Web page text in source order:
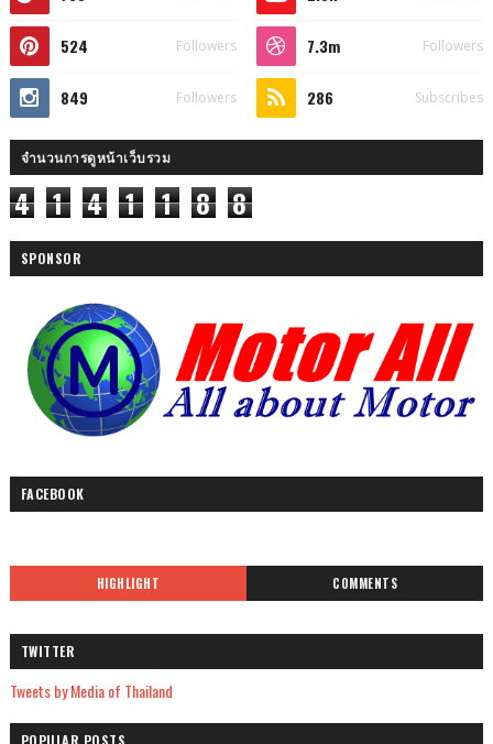
524 Followers 7.3m Followers
849 Followers 286 Subscribes
จำนวนการดูหน้าเว็บรวม
4 1 4 1 1 8 8
SPONSOR
FACEBOOK
HIGHLIGHT COMMENTS
TWITTER
Tweets by Media of Thailand
POPULAR POSTS